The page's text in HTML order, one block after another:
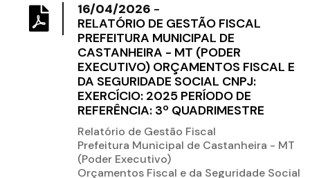
16/04/2026 -
RELATÓRIO DE GESTÃO FISCAL
PREFEITURA MUNICIPAL DE
CASTANHEIRA - MT (PODER
EXECUTIVO) ORÇAMENTOS FISCAL E
DA SEGURIDADE SOCIAL CNPJ:
EXERCÍCIO: 2025 PERÍODO DE
REFERÊNCIA: 3º QUADRIMESTRE
Relatório de Gestão Fiscal
Prefeitura Municipal de Castanheira - MT
(Poder Executivo)
Orçamentos Fiscal e da Seguridade Social